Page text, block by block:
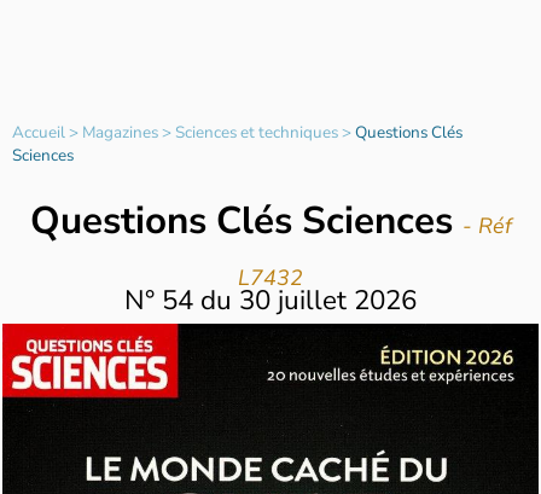
Accueil> Magazines> Sciences et techniques>Questions Clés
Sciences
Questions Clés Sciences - Réf
L7432
N° 54 du 30 juillet 2026